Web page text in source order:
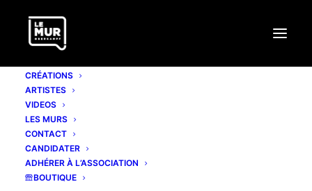
CRÉATIONS
ARTISTES
VIDEOS
LES MURS
CONTACT
CANDIDATER
ADHÉRER À L’ASSOCIATION
BOUTIQUE
SOBEKCIS
Facebook page